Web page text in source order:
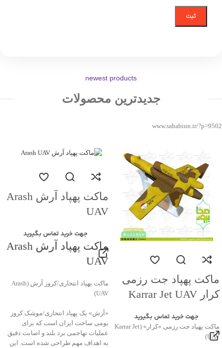
newest products
جدیدترین محصولات
www.sahabiun.ir/?p=9502
ماکت پهپاد جت رزمی
کرار Karrar Jet UAV
جهت خرید تماس بگیرید
ماکت پهپاد جت رزمی «کرار» (Karrar Jet
UAV)
ماکت پهپاد آرش Arash
UAV
جهت خرید تماس بگیرید
ماکت پهپاد آرش Arash
UAV
ماکت پهپاد انتحاری/کروز آرش (Arash
UAV)
«آرش» یک پهپاد انتحاری/موشک کروز
بومی ساخت ایران است که برای
عملیات تهاجمی برد بلند و اصابت دقیق
به اهداف مهم طراحی شده است. این